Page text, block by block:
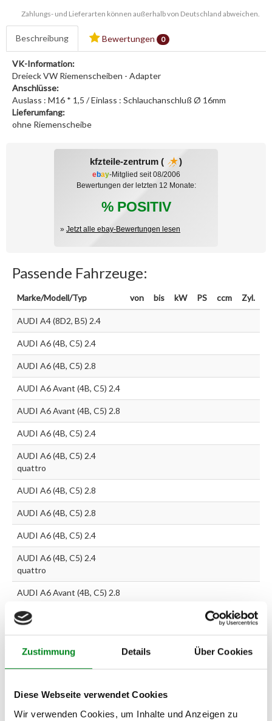
Zustimmung Details Über Cookies
Diese Webseite verwendet Cookies
Wir verwenden Cookies, um Inhalte und Anzeigen zu
Zahlungs- und Lieferarten können außerhalb von Deutschland abweichen.
Beschreibung Bewertungen 0
VK-Information:
Dreieck VW Riemenscheiben - Adapter
Anschlüsse:
Auslass : M16 * 1,5 / Einlass : Schlauchanschluß Ø 16mm
Lieferumfang:
ohne Riemenscheibe
kfzteile-zentrum ( )
ebay-Mitglied seit 08/2006
Bewertungen der letzten 12 Monate:
% POSITIV
» Jetzt alle ebay-Bewertungen lesen
Passende Fahrzeuge:
Marke/Modell/Typ von bis kW PS ccm Zyl.
AUDI A4 (8D2, B5) 2.4
AUDI A6 (4B, C5) 2.4
AUDI A6 (4B, C5) 2.8
AUDI A6 Avant (4B, C5) 2.4
AUDI A6 Avant (4B, C5) 2.8
AUDI A6 (4B, C5) 2.4
AUDI A6 (4B, C5) 2.4
quattro
AUDI A6 (4B, C5) 2.8
AUDI A6 (4B, C5) 2.8
AUDI A6 (4B, C5) 2.4
AUDI A6 (4B, C5) 2.4
quattro
AUDI A6 Avant (4B, C5) 2.8
AUDI A6 Avant (4B, C5) 2.8
Zur exakten Fahrzeug-Identifizierung können Sie auch unseren
Support kontaktieren (Chat, Telefon oder E-Mail).
(2.1) und zu 3 (2.2) oderFahrgestellnummer